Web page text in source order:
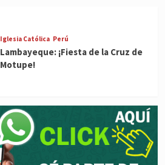
Iglesia Católica Perú
Lambayeque: ¡Fiesta de la Cruz de
Motupe!